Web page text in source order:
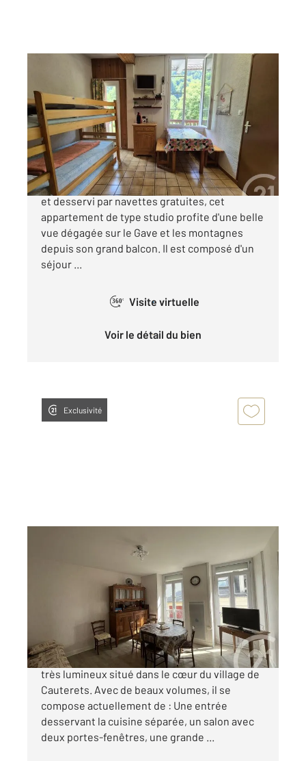
CAUTERETS 65
, 1 pièce
Ref : 3702
Appartement F1 à vendre
76 300 €
Situé dans un quartier proche du centre ville
et desservi par navettes gratuites, cet
appartement de type studio profite d'une belle
vue dégagée sur le Gave et les montagnes
depuis son grand balcon. Il est composé d'un
séjour ...
360° Visite virtuelle
Voir le détail du bien
Exclusivité
Appartement F2 à vendre
129 000 €
UN BEAU POTENTIEL, pour ce T2 traversant et
très lumineux situé dans le cœur du village de
Cauterets. Avec de beaux volumes, il se
compose actuellement de : Une entrée
desservant la cuisine séparée, un salon avec
deux portes-fenêtres, une grande ...